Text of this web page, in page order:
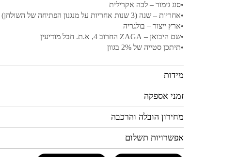
•סוג גימור – לכה אקרילית
•אחריות – שנה (3 שנות אחריות על מנגנון הפתיחה של השולחן)
•ארץ ייצור – בולגריה
•שם היבואן – ZAGA החרוב 4, א.ת. חבל מודיעין
•תיתכן סטייה של 2% בגוון
מידות
זמני אספקה
מחירון הובלה והרכבה
אפשרויות תשלום